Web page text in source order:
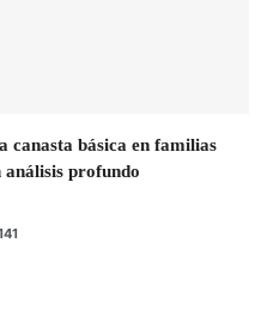
canasta básica en familias
profundo